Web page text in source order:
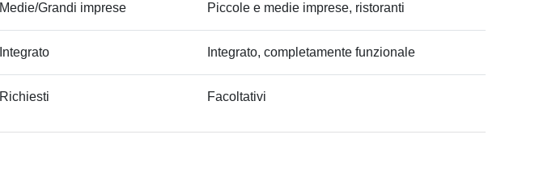
Medie/Grandi imprese Piccole e medie imprese, ristoranti
Integrato Integrato, completamente funzionale
Richiesti Facoltativi